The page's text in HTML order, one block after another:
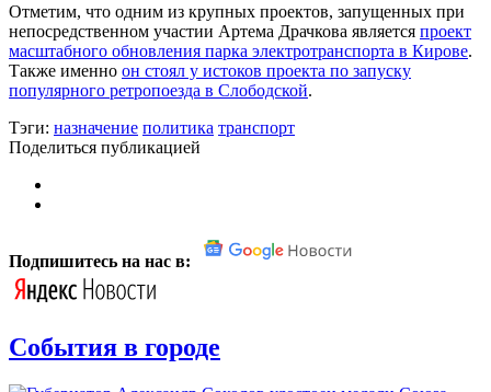
Отметим, что одним из крупных проектов, запущенных при
непосредственном участии Артема Драчкова является проект
масштабного обновления парка электротранспорта в Кирове.
Также именно он стоял у истоков проекта по запуску
популярного ретропоезда в Слободской.
Тэги: назначение политика транспорт
Поделиться публикацией
Подпишитесь на нас в:
События в городе